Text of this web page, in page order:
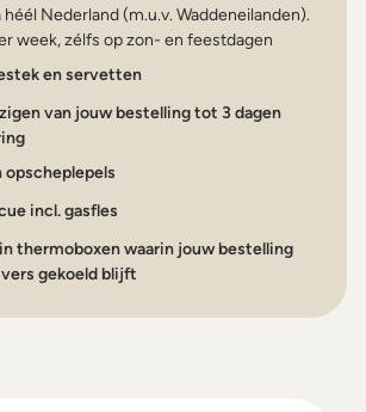
héél Nederland (m.u.v. Waddeneilanden).
week, zélfs op zon- en feestdagen
en servetten
van jouw bestelling tot 3 dagen
opscheplepels
incl. gasfles
thermoboxen waarin jouw bestelling
gekoeld blijft